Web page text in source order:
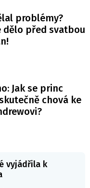
problémy?
dělo před svatbou
Jak se princ
chová ke
vyjádřila k